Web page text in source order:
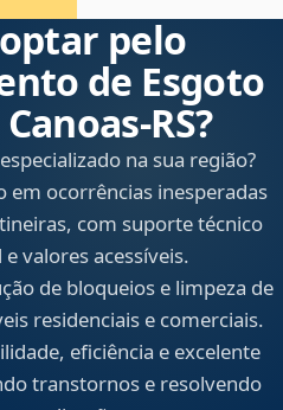
pelo
de Esgoto
na sua região?
em ocorrências inesperadas
com suporte técnico
valores acessíveis.
de bloqueios e limpeza de
residenciais e comerciais.
eficiência e excelente
transtornos e resolvendo